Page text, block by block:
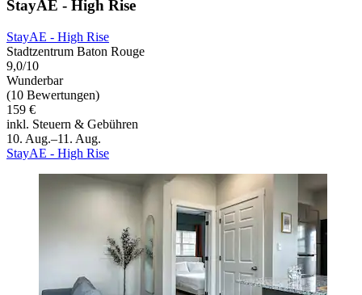
StayAE - High Rise
StayAE - High Rise
Stadtzentrum Baton Rouge
9,0/10
Wunderbar
(10 Bewertungen)
159 €
inkl. Steuern & Gebühren
10. Aug.–11. Aug.
StayAE - High Rise